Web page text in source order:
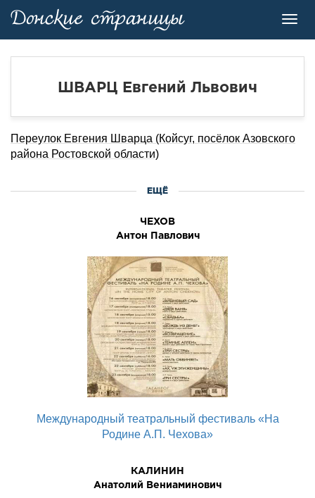
ШВАРЦ Евгений Львович
Переулок Евгения Шварца (Койсуг, посёлок Азовского
района Ростовской области)
ЕЩЁ
ЧЕХОВ
Антон Павлович
Международный театральный фестиваль «На
Родине А.П. Чехова»
КАЛИНИН
Анатолий Вениаминович